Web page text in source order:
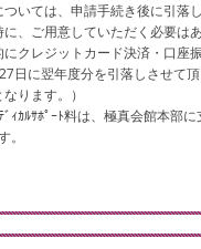
いては、申請手続き後に引落
、ご用意していただく必要は
クレジットカード決済・口座
日に翌年度分を引落しさせて
ります。）
ｶﾙｻﾎﾟｰﾄ料は、極真会館本部